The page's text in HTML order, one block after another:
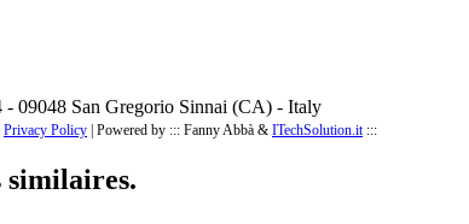
- 09048 San Gregorio Sinnai (CA) - Italy
Privacy Policy Powered by ::: Fanny Abbà & ITechSolution.it:::
similaires.